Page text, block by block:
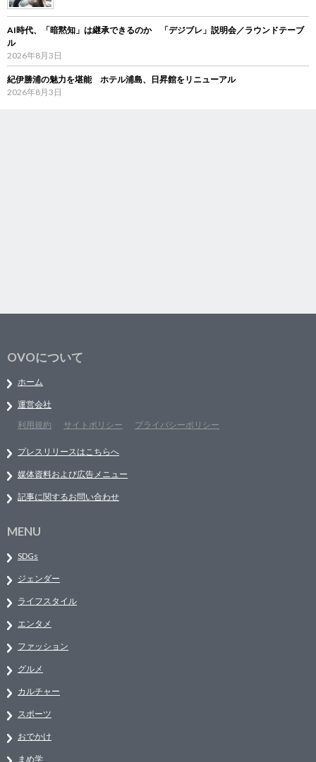
AI時代、「暗黙知」は継承できるのか 「デジブレ」説明会／ラウンドテーブ
ル
2026年8月3日
紀伊勝浦の魅力を堪能 ホテル浦島、日昇館をリニューアル
2026年8月3日
OVOについて
ホーム
運営会社
利用規約
サイトポリシー プライバシーポリシー
プレスリリースはこちらへ
媒体資料および広告メニュー
記事に関するお問い合わせ
MENU
SDGs
ジェンダー
ライフスタイル
エンタメ
ファッション
グルメ
カルチャー
スポーツ
おでかけ
まめ学